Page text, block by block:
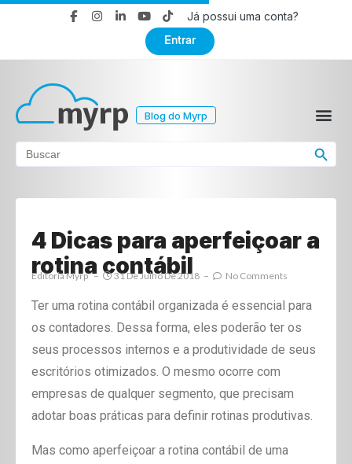
Já possui uma conta?
Entrar
Blog do Myrp
Search
for:
Search Button
4 Dicas para aperfeiçoar a
rotina contábil
Editoria Myrp 31 De Julho De 2018 No Comments
Ter uma rotina contábil organizada é essencial para
os contadores. Dessa forma, eles poderão ter os
seus processos internos e a produtividade de seus
escritórios otimizados. O mesmo ocorre com
empresas de qualquer segmento, que precisam
adotar boas práticas para definir rotinas produtivas.
Mas como aperfeiçoar a rotina contábil de uma